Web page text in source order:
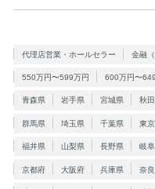
代理店営業・ホールセラー 金融（
550万円〜599万円 600万円〜
青森県 岩手県 宮城県 秋
群馬県 埼玉県 千葉県 東
福井県 山梨県 長野県 岐
京都府 大阪府 兵庫県 奈